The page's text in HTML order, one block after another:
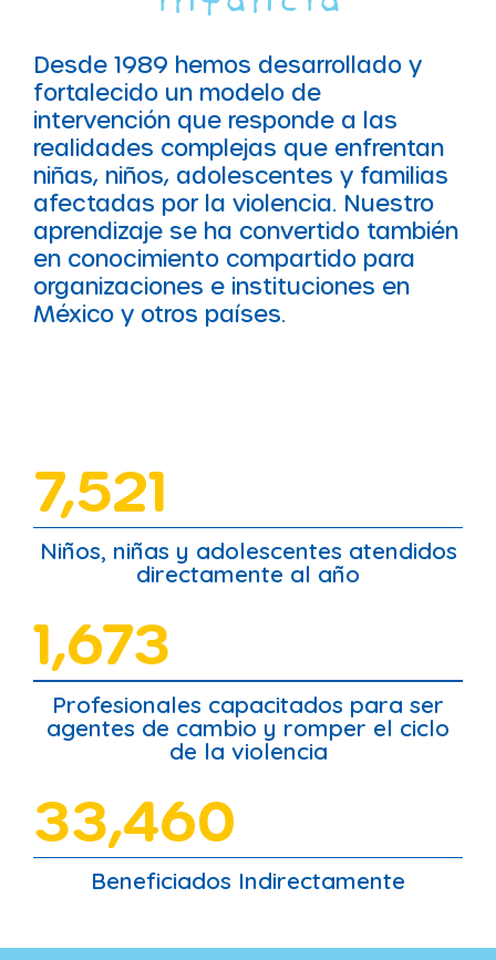
Desde 1989 hemos desarrollado y
fortalecido un modelo de
intervención que responde a las
realidades complejas que enfrentan
niñas, niños, adolescentes y familias
afectadas por la violencia. Nuestro
aprendizaje se ha convertido también
en conocimiento compartido para
organizaciones e instituciones en
México y otros países.
7,521
Niños, niñas y adolescentes atendidos
directamente al año
1,673
Profesionales capacitados para ser
agentes de cambio y romper el ciclo
de la violencia
33,460
Beneficiados Indirectamente